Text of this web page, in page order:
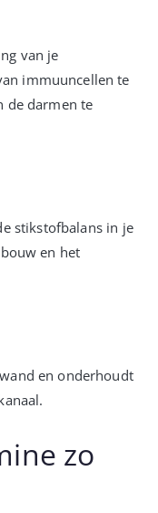
van je
immuuncellen te
de darmen te
stikstofbalans in je
en het
en onderhoudt
zo